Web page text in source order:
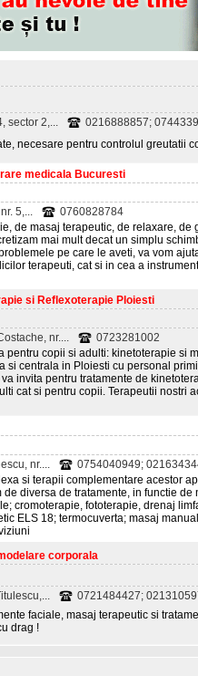
sector 2,...
0216888857;
necesare pentru controlul greutatii
medicala Bucuresti
5,...
0760828784
de masaj terapeutic, de relaxare, de
mai mult decat un simplu
pe care le aveti, va vom
terapeuti, cat si in cea a
si Reflexoterapie Ploiesti
nr....
0723281002
pentru copii si adulti: kinetoterapie si
si centrala in Ploiesti cu personal
invita pentru tratamente de
cat si pentru copii. Terapeutii nostri
nr....
0754040949;
si terapii complementare acestor
diversa de tratamente, in functie de
cromoterapie, fototerapie, drenaj
ELS 18; termocuverta; masaj
corporala
0721484427;
faciale, masaj terapeutic si
drag !